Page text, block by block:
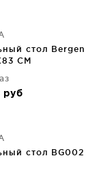
стол Bergen
CM
руб
стол BG002